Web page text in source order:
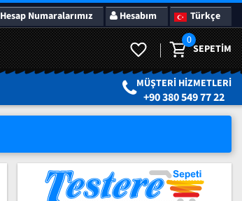
Hesap Numaralarımız Hesabım Türkçe
0
SEPETIM
MÜŞTERI HIZMETLERI
+90 380 549 77 22
SÜRPRIZ KAMPANYALAR